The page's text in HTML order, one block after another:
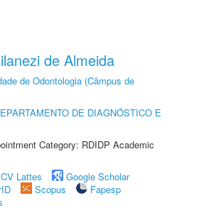
de Almeida
de Odontologia (Câmpus de
DE DIAGNÓSTICO E
Category: RDIDP Academic
CV Lattes
Google Scholar
Scopus
Fapesp